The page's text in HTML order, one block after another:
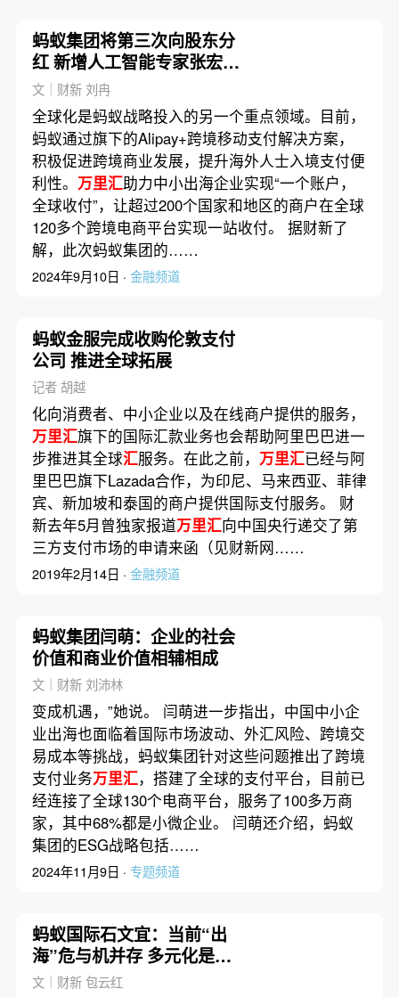
蚂蚁集团将第三次向股东分
红 新增人工智能专家张宏江
任独董
文｜财新 刘冉
全球化是蚂蚁战略投入的另一个重点领域。目前，
蚂蚁通过旗下的Alipay+跨境移动支付解决方案，
积极促进跨境商业发展，提升海外人士入境支付便
利性。 万里汇助力中小出海企业实现“一个账户，
全球收付”，让超过200个国家和地区的商户在全球
120多个跨境电商平台实现一站收付。 据财新了
解，此次蚂蚁集团的……
2024年9月10日 · 金融频道
蚂蚁金服完成收购伦敦支付
公司 推进全球拓展
记者 胡越
化向消费者、中小企业以及在线商户提供的服务，
万里汇旗下的国际汇款业务也会帮助阿里巴巴进一
步推进其全球汇服务。在此之前， 万里汇已经与阿
里巴巴旗下Lazada合作，为印尼、马来西亚、菲律
宾、新加坡和泰国的商户提供国际支付服务。 财
新去年5月曾独家报道万里汇向中国央行递交了第
三方支付市场的申请来函（见财新网……
2019年2月14日 · 金融频道
蚂蚁集团闫萌：企业的社会
价值和商业价值相辅相成
文｜财新 刘沛林
变成机遇，”她说。 闫萌进一步指出，中国中小企
业出海也面临着国际市场波动、外汇风险、跨境交
易成本等挑战，蚂蚁集团针对这些问题推出了跨境
支付业务万里汇，搭建了全球的支付平台，目前已
经连接了全球130个电商平台，服务了100多万商
家，其中68%都是小微企业。 闫萌还介绍，蚂蚁
集团的ESG战略包括……
2024年11月9日 · 专题频道
蚂蚁国际石文宜：当前“出
海”危与机并存 多元化是关
键词｜出海·消费
文｜财新 包云红